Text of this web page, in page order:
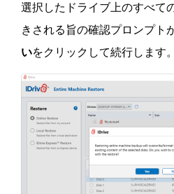
選択したドライブ上のすべて
きされる旨の確認プロンプト
いをクリックして続行します。